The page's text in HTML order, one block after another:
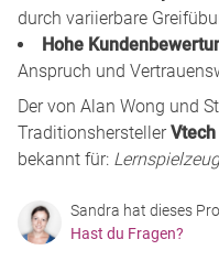
durch variierbare
Hohe
Anspruch und
Der von Alan Wong und
TraditionsherstellerVtech
bekannt für:
Sandra hat dieses
Hast du Fragen?